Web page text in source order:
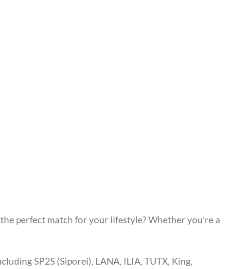
perfect match for your lifestyle? Whether you’re a
SP2S (Siporei), LANA, ILIA, TUTX, King,